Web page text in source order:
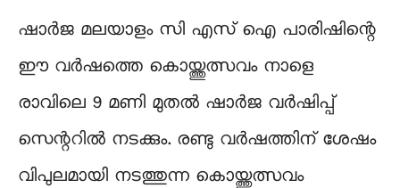
ഷാർജ മലയാളം സി എസ് ഐ പാരിഷിന്റെ
ഈ വർഷത്തെ കൊയ്ത്തുത്സവം നാളെ
രാവിലെ 9 മണി മുതൽ ഷാർജ വർഷിപ്പ്
സെന്ററിൽ നടക്കും. രണ്ടു വർഷത്തിന് ശേഷം
വിപുലമായി നടത്തുന്ന കൊയ്ത്തുത്സവം